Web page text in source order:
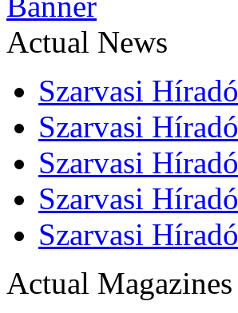
Actual News
Szarvasi
Szarvasi
Szarvasi
Szarvasi
Szarvasi
Actual Magazines